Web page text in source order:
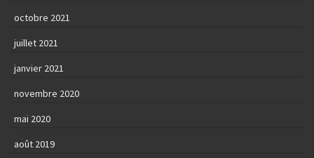
octobre 2021
juillet 2021
janvier 2021
novembre 2020
mai 2020
août 2019